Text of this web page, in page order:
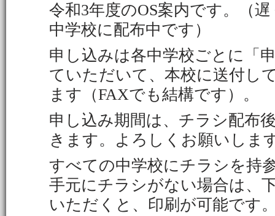
令和3年度のOS案内です。（
中学校に配布中です）
申し込みは各中学校ごとに「
ていただいて、本校に送付し
ます（FAXでも結構です）。
申し込み期間は、チラシ配布
きます。よろしくお願いしま
すべての中学校にチラシを持
手元にチラシがない場合は、
いただくと、印刷が可能です